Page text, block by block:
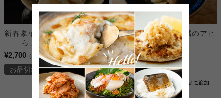
新春豪華海鮮丼(鯛、鮪、いく
ら、帆立、あわび）
¥2,700 (税込)
お品切れ
マッシュルームと牡蠣のアヒ
ージョ
¥1,404 (税込)
お品切れ